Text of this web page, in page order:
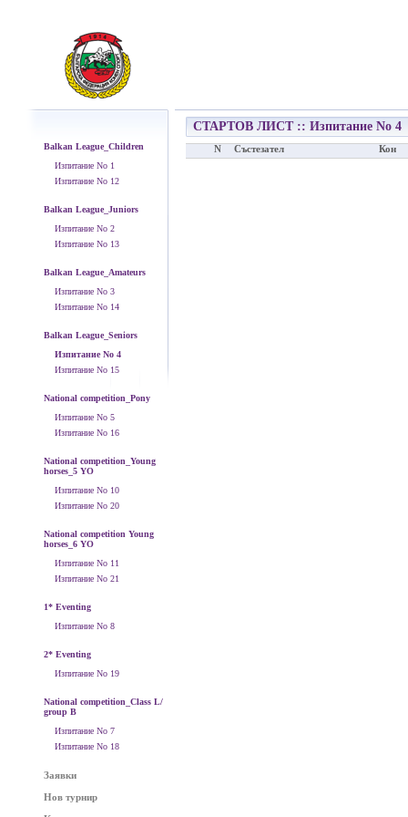
Balkan League_Children
Изпитание No 1
Изпитание No 12
Balkan League_Juniors
Изпитание No 2
Изпитание No 13
Balkan League_Amateurs
Изпитание No 3
Изпитание No 14
Balkan League_Seniors
Изпитание No 4
Изпитание No 15
National competition_Pony
Изпитание No 5
Изпитание No 16
National competition_Young
horses_5 YO
Изпитание No 10
Изпитание No 20
National competition Young
horses_6 YO
Изпитание No 11
Изпитание No 21
1* Eventing
Изпитание No 8
2* Eventing
Изпитание No 19
National competition_Class L/
group B
Изпитание No 7
Изпитание No 18
Заявки
Нов турнир
СТАРТОВ ЛИСТ :: Изпитание No 4
N Състезател Кон